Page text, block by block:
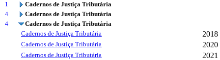
1
Cadernos de Justiça Tributária
4
Cadernos de Justiça Tributária
4
Cadernos de Justiça Tributária
Cadernos de Justiça Tributária
2018
Cadernos de Justiça Tributária 2020
Cadernos de Justiça Tributária 2021